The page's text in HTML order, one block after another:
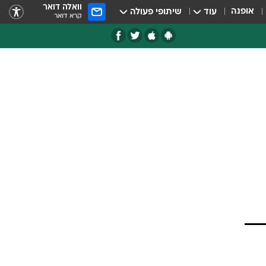
אופנה עוד שיתופי פעולה וואלה דואר
קרא דואר